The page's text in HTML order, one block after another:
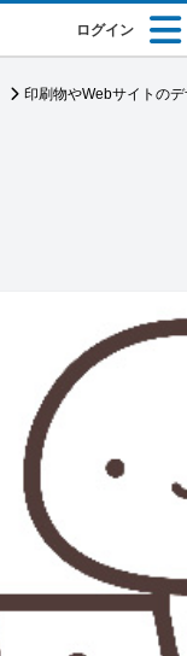
ログイン
印刷物やWebサイトの